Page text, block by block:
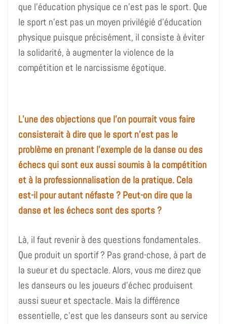
que l’éducation physique ce n’est pas le sport. Que
le sport n’est pas un moyen privilégié d’éducation
physique puisque précisément, il consiste à éviter
la solidarité, à augmenter la violence de la
compétition et le narcissisme égotique.
L’une des objections que l’on pourrait vous faire
consisterait à dire que le sport n’est pas le
problème en prenant l’exemple de la danse ou des
échecs qui sont eux aussi soumis à la compétition
et à la professionnalisation de la pratique. Cela
est-il pour autant néfaste ? Peut-on dire que la
danse et les échecs sont des sports ?
Là, il faut revenir à des questions fondamentales.
Que produit un sportif ? Pas grand-chose, à part de
la sueur et du spectacle. Alors, vous me direz que
les danseurs ou les joueurs d’échec produisent
aussi sueur et spectacle. Mais la différence
essentielle, c’est que les danseurs sont au service